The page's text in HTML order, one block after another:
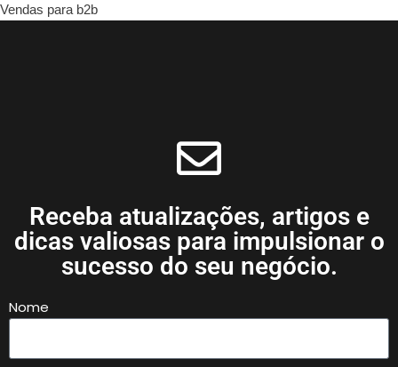
Vendas para b2b
Receba atualizações, artigos e
dicas valiosas para impulsionar o
sucesso do seu negócio.
Nome